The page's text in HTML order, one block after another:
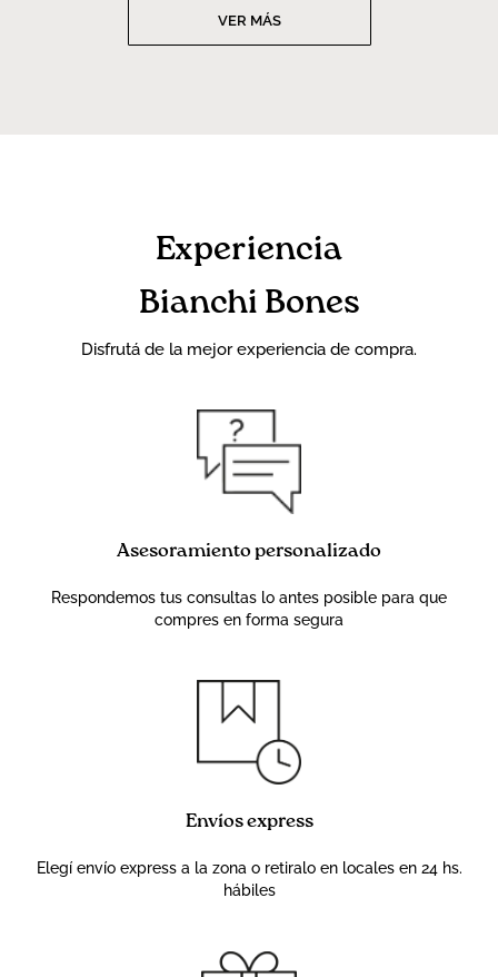
VER MÁS
Experiencia
Bianchi Bones
Disfrutá de la mejor experiencia de compra.
Asesoramiento personalizado
Respondemos tus consultas lo antes posible para que
compres en forma segura
Envíos express
Elegí envío express a la zona o retiralo en locales en 24 hs.
hábiles